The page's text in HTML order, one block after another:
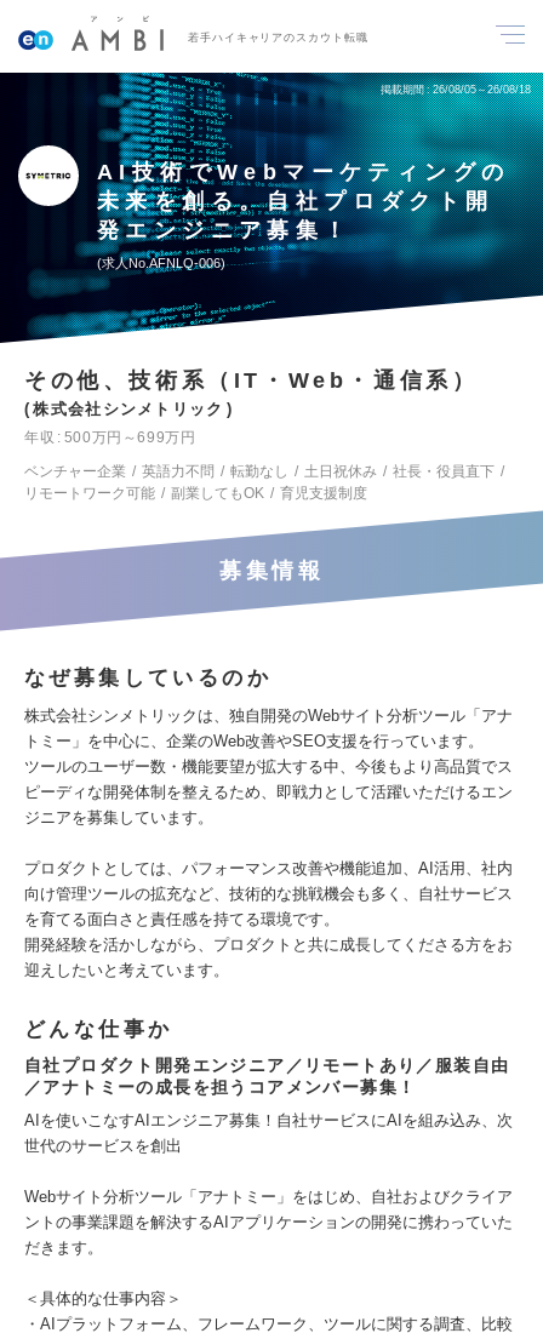
若手ハイキャリアのスカウト転職
掲載期間 26/08/05～26/08/18
AI技術でWebマーケティングの
未来を創る。自社プロダクト開
発エンジニア募集！
求人No.AFNLQ-006
その他、技術系（IT・Web・通信系）
株式会社シンメトリック
年収
500万円～699万円
ベンチャー企業
英語力不問 転勤なし 土日祝休み
社長・役員直下
リモートワーク可能
副業してもOK 育児支援制度
募集情報
なぜ募集しているのか
株式会社シンメトリックは、独自開発のWebサイト分析ツール「アナ
トミー」を中心に、企業のWeb改善やSEO支援を行っています。
ツールのユーザー数・機能要望が拡大する中、今後もより高品質でス
ピーディな開発体制を整えるため、即戦力として活躍いただけるエン
ジニアを募集しています。
プロダクトとしては、パフォーマンス改善や機能追加、AI活用、社内
向け管理ツールの拡充など、技術的な挑戦機会も多く、自社サービス
を育てる面白さと責任感を持てる環境です。
開発経験を活かしながら、プロダクトと共に成長してくださる方をお
迎えしたいと考えています。
どんな仕事か
自社プロダクト開発エンジニア／リモートあり／服装自由
／アナトミーの成長を担うコアメンバー募集！
AIを使いこなすAIエンジニア募集！自社サービスにAIを組み込み、次
世代のサービスを創出
Webサイト分析ツール「アナトミー」をはじめ、自社およびクライア
ントの事業課題を解決するAIアプリケーションの開発に携わっていた
だきます。
＜具体的な仕事内容＞
・AIプラットフォーム、フレームワーク、ツールに関する調査、比較